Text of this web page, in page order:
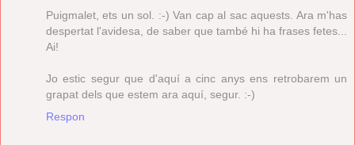
Puigmalet, ets un sol. :-) Van cap al sac aquests. Ara m'has
despertat l'avidesa, de saber que també hi ha frases fetes...
Ai!
Jo estic segur que d'aquí a cinc anys ens retrobarem un
grapat dels que estem ara aquí, segur. :-)
Respon